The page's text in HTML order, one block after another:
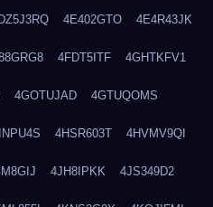
4E402GTO 4E4R43JK
4FDT5ITF 4GHTKFV1
4GOTUJAD 4GTUQOMS
4HSR603T 4HVMV9QI
4JH8IPKK 4JS349D2